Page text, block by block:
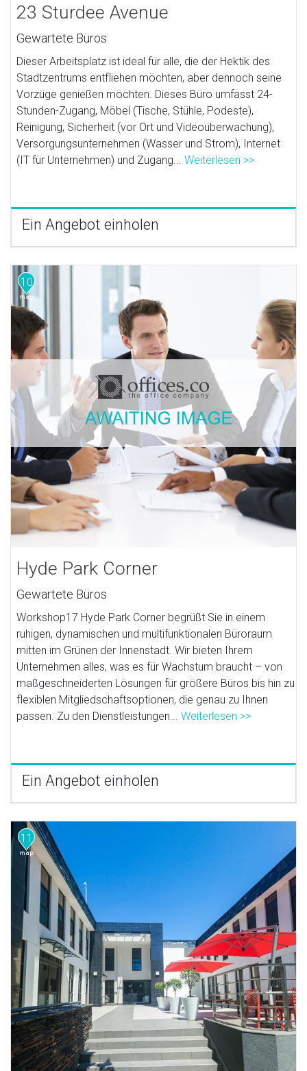
23 Sturdee Avenue
Gewartete Büros
Dieser Arbeitsplatz ist ideal für alle, die der Hektik des
Stadtzentrums entfliehen möchten, aber dennoch seine
Vorzüge genießen möchten. Dieses Büro umfasst 24-
Stunden-Zugang, Möbel (Tische, Stühle, Podeste),
Reinigung, Sicherheit (vor Ort und Videoüberwachung),
Versorgungsunternehmen (Wasser und Strom), Internet
(IT für Unternehmen) und Zugang...Weiterlesen >>
Ein Angebot einholen
10
Hyde Park Corner
Gewartete Büros
Workshop17 Hyde Park Corner begrüßt Sie in einem
ruhigen, dynamischen und multifunktionalen Büroraum
mitten im Grünen der Innenstadt. Wir bieten Ihrem
Unternehmen alles, was es für Wachstum braucht – von
maßgeschneiderten Lösungen für größere Büros bis hin zu
flexiblen Mitgliedschaftsoptionen, die genau zu Ihnen
passen. Zu den Dienstleistungen...Weiterlesen >>
Ein Angebot einholen
11